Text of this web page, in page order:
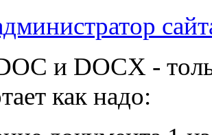
и DOCX -
как надо: